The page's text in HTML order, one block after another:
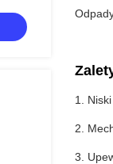
1.
2.
3.